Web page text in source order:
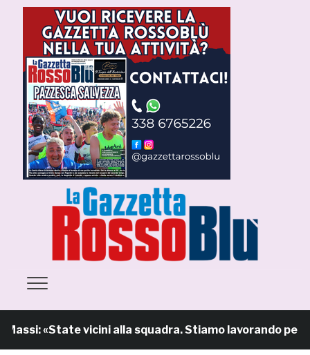
«State vicini alla squadra. Stiamo lavorando per